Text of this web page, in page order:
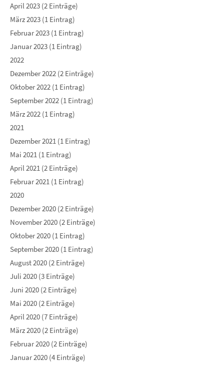
April 2023 (2 Einträge)
März 2023 (1 Eintrag)
Februar 2023 (1 Eintrag)
Januar 2023 (1 Eintrag)
2022
Dezember 2022 (2 Einträge)
Oktober 2022 (1 Eintrag)
September 2022 (1 Eintrag)
März 2022 (1 Eintrag)
2021
Dezember 2021 (1 Eintrag)
Mai 2021 (1 Eintrag)
April 2021 (2 Einträge)
Februar 2021 (1 Eintrag)
2020
Dezember 2020 (2 Einträge)
November 2020 (2 Einträge)
Oktober 2020 (1 Eintrag)
September 2020 (1 Eintrag)
August 2020 (2 Einträge)
Juli 2020 (3 Einträge)
Juni 2020 (2 Einträge)
Mai 2020 (2 Einträge)
April 2020 (7 Einträge)
März 2020 (2 Einträge)
Februar 2020 (2 Einträge)
Januar 2020 (4 Einträge)